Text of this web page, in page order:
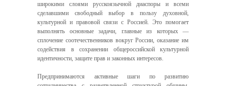
широкими слоями русскоязычной диаспоры и всеми
сделавшими свободный выбор в пользу духовной,
культурной и правовой связи с Россией. Это помогает
выполнять основные задачи, главные из которых —
сплочение соотечественников вокруг России, оказание им
содействия в сохранении общероссийской культурной
идентичности, защите прав и законных интересов.
Предпринимаются активные шаги по развитию